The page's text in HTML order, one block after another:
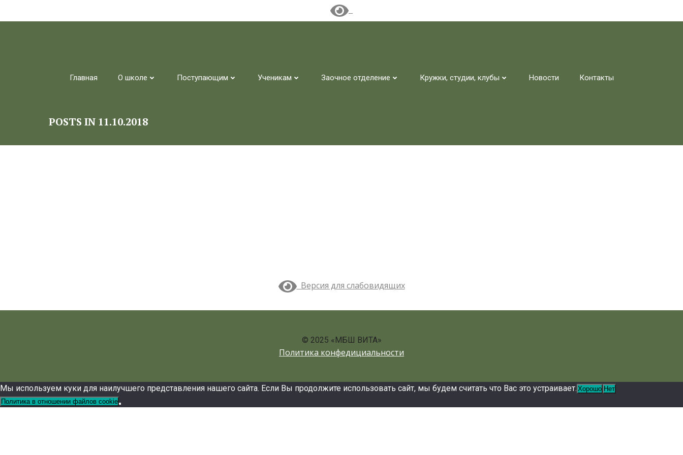
Главная О школе Поступающим Ученикам Заочное отделение Кружки, студии, клубы Новости Контакты
POSTS IN 11.10.2018
Версия для слабовидящих
© 2025 «МБШ ВИТА»
Политика конфедициальности
Мы используем куки для наилучшего представления нашего сайта. Если Вы продолжите использовать сайт, мы будем считать что Вас это устраивает. Хорошо Нет
Политика в отношении файлов cookie